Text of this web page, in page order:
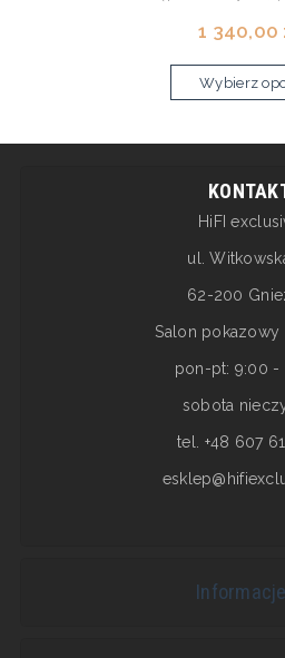
1 340,00
Wybierz
HiFI
ul. Witkowska
62-200
Salon pokazowy
pon-pt: 9:00 -
sobota
tel. +48 607
Informacje